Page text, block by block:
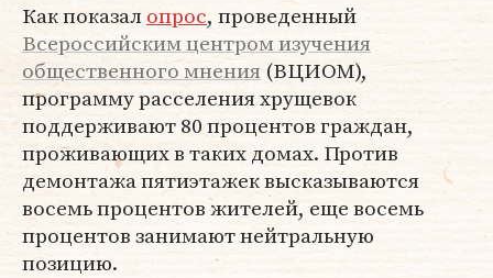
Как показалопрос, проведенный
Всероссийским центром изучения
общественного мнения (ВЦИОМ),
программу расселения хрущевок
поддерживают 80 процентов граждан,
проживающих в таких домах. Против
демонтажа пятиэтажек высказываются
восемь процентов жителей, еще восемь
процентов занимают нейтральную
позицию.